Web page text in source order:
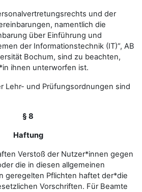
und der
namentlich die
über Einführung und
der Informationstechnik (IT)“, AB
Bochum, sind zu beachten,
ihnen unterworfen ist.
Lehr- und Prüfungsordnungen sind
§ 8
Haftung
Verstoß der Nutzer*innen gegen
die in diesen allgemeinen
geregelten Pflichten haftet der*die
Vorschriften. Für Beamte